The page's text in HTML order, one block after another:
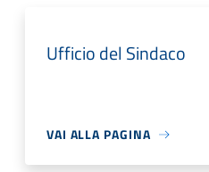
Ufficio del Sindaco
VAI ALLA PAGINA